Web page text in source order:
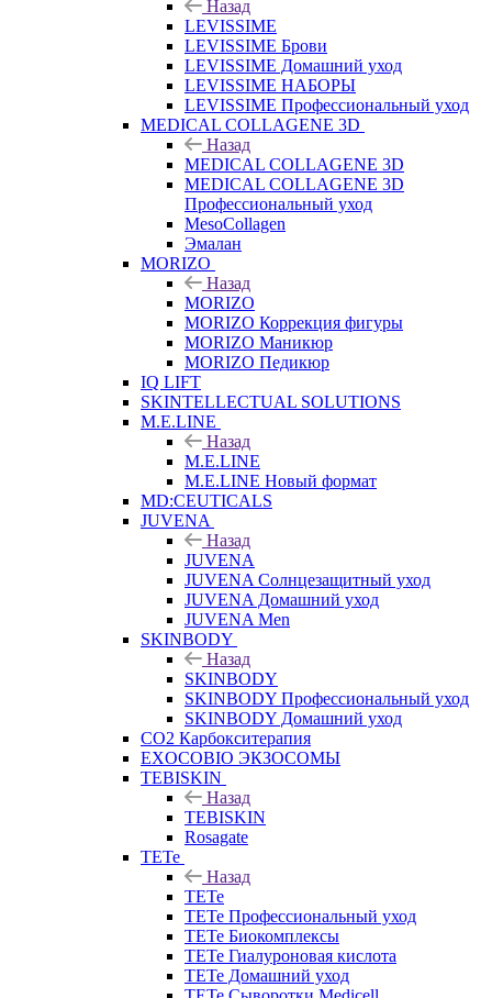
Назад
LEVISSIME
LEVISSIME Брови
LEVISSIME Домашний уход
LEVISSIME НАБОРЫ
LEVISSIME Профессиональный уход
MEDICAL COLLAGENE 3D
Назад
MEDICAL COLLAGENE 3D
MEDICAL COLLAGENE 3D
Профессиональный уход
MesoCollagen
Эмалан
MORIZO
Назад
MORIZO
MORIZO Коррекция фигуры
MORIZO Маникюр
MORIZO Педикюр
IQ LIFT
SKINTELLECTUAL SOLUTIONS
M.E.LINE
Назад
M.E.LINE
M.E.LINE Новый формат
MD:CEUTICALS
JUVENA
Назад
JUVENA
JUVENA Солнцезащитный уход
JUVENA Домашний уход
JUVENA Men
SKINBODY
Назад
SKINBODY
SKINBODY Профессиональный уход
SKINBODY Домашний уход
CO2 Карбокситерапия
EXOCOBIO ЭКЗОСОМЫ
TEBISKIN
Назад
TEBISKIN
Rosagate
TETe
Назад
TETe
TETe Профессиональный уход
TETe Биокомплексы
TETe Гиалуроновая кислота
TETe Домашний уход